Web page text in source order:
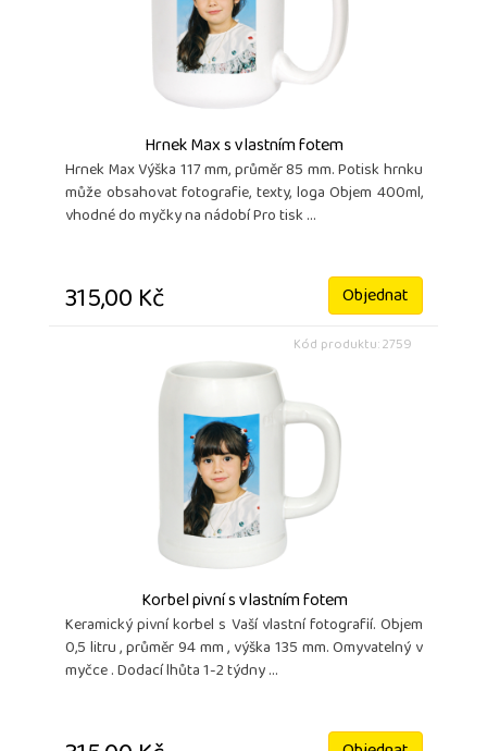
Hrnek Max s vlastním fotem
Hrnek Max Výška 117 mm, průměr 85 mm. Potisk hrnku
může obsahovat fotografie, texty, loga Objem 400ml,
vhodné do myčky na nádobí Pro tisk ...
315,00 Kč Objednat
Kód produktu: 2759
Korbel pivní s vlastním fotem
Keramický pivní korbel s Vaší vlastní fotografií. Objem
0,5 litru , průměr 94 mm , výška 135 mm. Omyvatelný v
myčce . Dodací lhůta 1-2 týdny ...